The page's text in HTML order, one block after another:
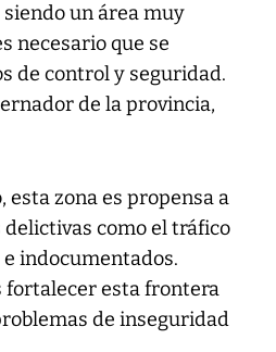
siendo un área muy
necesario que se
de control y seguridad.
de la provincia,
esta zona es propensa a
como el tráfico
indocumentados.
fortalecer esta frontera
de inseguridad